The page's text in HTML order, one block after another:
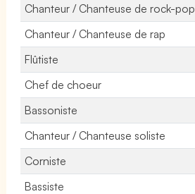
Chanteur / Chanteuse de rock-pop
Chanteur / Chanteuse de rap
Flûtiste
Chef de choeur
Bassoniste
Chanteur / Chanteuse soliste
Corniste
Bassiste